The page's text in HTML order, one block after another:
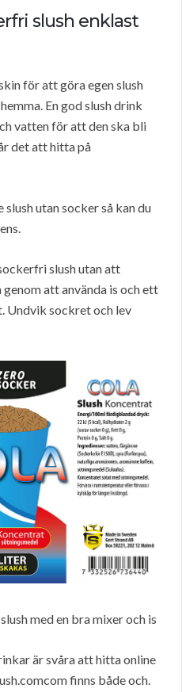
slush enklast
för att göra egen slush
En god slush drink
vatten för att den ska bli
det att hitta på
utan socker så kan du
slush utan att
att använda is och ett
Undvik sockret och lev
med en bra mixer och is
är svåra att hitta online
finns både och.